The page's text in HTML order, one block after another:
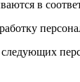
в
следующих